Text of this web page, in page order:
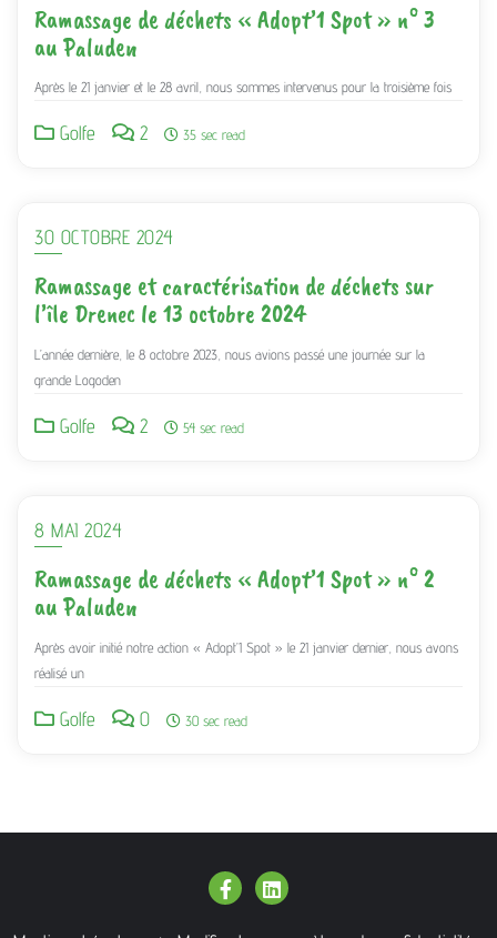
Ramassage de déchets « Adopt’1 Spot » n° 3
au Paluden
Après le 21 janvier et le 28 avril, nous sommes intervenus pour la troisième fois
Golfe 2 35 sec read
30 OCTOBRE 2024
Ramassage et caractérisation de déchets sur
l’île Drenec le 13 octobre 2024
L’année dernière, le 8 octobre 2023, nous avions passé une journée sur la
grande Logoden
Golfe 2 54 sec read
8 MAI 2024
Ramassage de déchets « Adopt’1 Spot » n° 2
au Paluden
Après avoir initié notre action « Adopt’1 Spot » le 21 janvier dernier, nous avons
réalisé un
Golfe 0 30 sec read